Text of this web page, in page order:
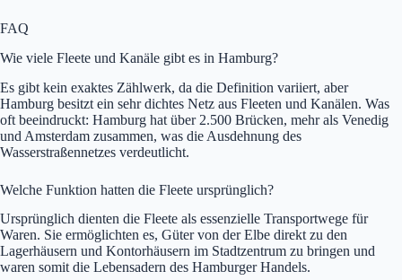
FAQ
Wie viele Fleete und Kanäle gibt es in Hamburg?
Es gibt kein exaktes Zählwerk, da die Definition variiert, aber
Hamburg besitzt ein sehr dichtes Netz aus Fleeten und Kanälen. Was
oft beeindruckt: Hamburg hat über 2.500 Brücken, mehr als Venedig
und Amsterdam zusammen, was die Ausdehnung des
Wasserstraßennetzes verdeutlicht.
Welche Funktion hatten die Fleete ursprünglich?
Ursprünglich dienten die Fleete als essenzielle Transportwege für
Waren. Sie ermöglichten es, Güter von der Elbe direkt zu den
Lagerhäusern und Kontorhäusern im Stadtzentrum zu bringen und
waren somit die Lebensadern des Hamburger Handels.